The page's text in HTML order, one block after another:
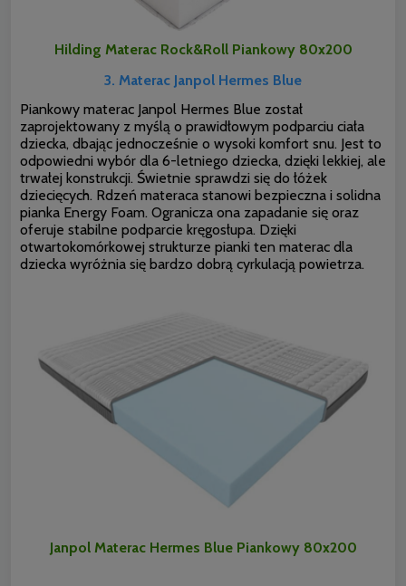
Hilding Materac Rock&Roll Piankowy 80x200
3. Materac Janpol Hermes Blue
Piankowy materac Janpol Hermes Blue został
zaprojektowany z myślą o prawidłowym podparciu ciała
dziecka, dbając jednocześnie o wysoki komfort snu. Jest to
odpowiedni wybór dla 6-letniego dziecka, dzięki lekkiej, ale
trwałej konstrukcji. Świetnie sprawdzi się do łóżek
dziecięcych. Rdzeń materaca stanowi bezpieczna i solidna
pianka Energy Foam. Ogranicza ona zapadanie się oraz
oferuje stabilne podparcie kręgosłupa. Dzięki
otwartokomórkowej strukturze pianki ten materac dla
dziecka wyróżnia się bardzo dobrą cyrkulacją powietrza.
Janpol Materac Hermes Blue Piankowy 80x200